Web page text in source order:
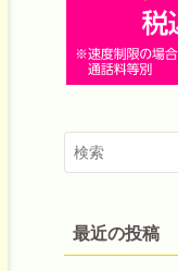
最近の投稿